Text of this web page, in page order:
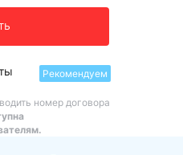
Рекомендуем
номер договора